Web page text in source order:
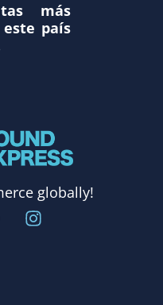
más
país
globally!